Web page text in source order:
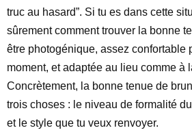
truc au hasard”. Si tu es dans cette
sûrement comment trouver la bonne
être photogénique, assez confortable
moment, et adaptée au lieu comme à
Concrètement, la bonne tenue de
trois choses : le niveau de formalité
et le style que tu veux renvoyer.